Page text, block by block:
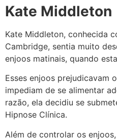
Kate Middleton
Kate Middleton, conhecida
Cambridge, sentia muito
enjoos matinais, quando
Esses enjoos prejudicavam
impediam de se alimentar
razão, ela decidiu se
Hipnose Clínica.
Além de controlar os